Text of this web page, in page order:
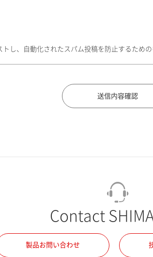
し、自動化されたスパム投稿を防止するための
Contact
製品お問い合わせ